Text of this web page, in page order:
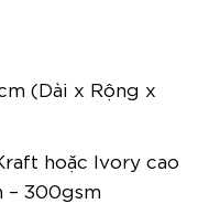
(Dài x Rộng x
hoặc Ivory cao
– 300gsm